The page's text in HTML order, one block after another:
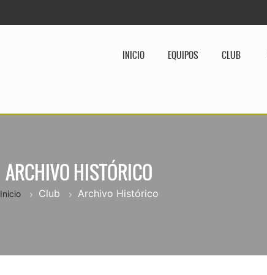
INICIO EQUIPOS CLUB
ARCHIVO HISTÓRICO
Inicio Club Archivo Histórico